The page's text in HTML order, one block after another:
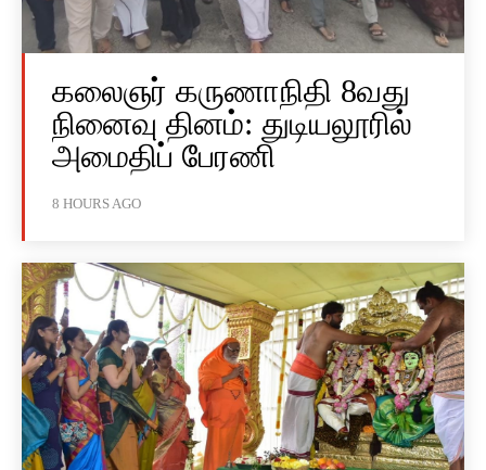
கலைஞர் கருணாநிதி 8வது
நினைவு தினம்: துடியலூரில்
அமைதிப் பேரணி
8 HOURS AGO